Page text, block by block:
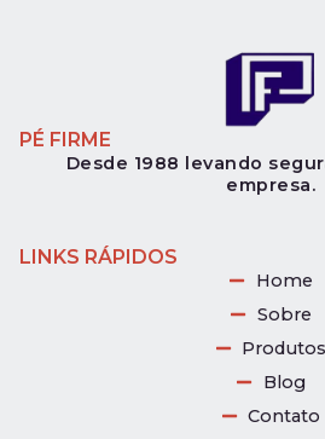
PÉ FIRME
Desde 1988 levando
empresa.
LINKS RÁPIDOS
Home
Sobre
Produtos
Blog
Contato